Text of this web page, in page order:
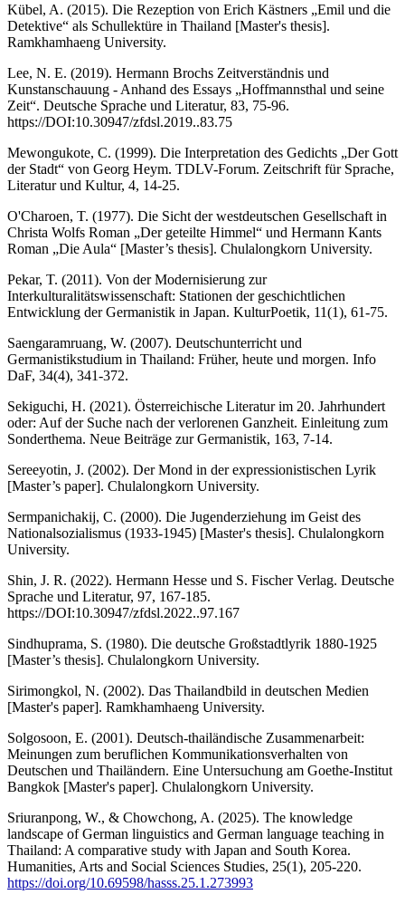
Kübel, A. (2015). Die Rezeption von Erich Kästners „Emil und die
Detektive“ als Schullektüre in Thailand [Master's thesis].
Ramkhamhaeng University.
Lee, N. E. (2019). Hermann Brochs Zeitverständnis und
Kunstanschauung - Anhand des Essays „Hoffmannsthal und seine
Zeit“. Deutsche Sprache und Literatur, 83, 75-96.
https://DOI:10.30947/zfdsl.2019..83.75
Mewongukote, C. (1999). Die Interpretation des Gedichts „Der Gott
der Stadt“ von Georg Heym. TDLV-Forum. Zeitschrift für Sprache,
Literatur und Kultur, 4, 14-25.
O'Charoen, T. (1977). Die Sicht der westdeutschen Gesellschaft in
Christa Wolfs Roman „Der geteilte Himmel“ und Hermann Kants
Roman „Die Aula“ [Master’s thesis]. Chulalongkorn University.
Pekar, T. (2011). Von der Modernisierung zur
Interkulturalitätswissenschaft: Stationen der geschichtlichen
Entwicklung der Germanistik in Japan. KulturPoetik, 11(1), 61-75.
Saengaramruang, W. (2007). Deutschunterricht und
Germanistikstudium in Thailand: Früher, heute und morgen. Info
DaF, 34(4), 341-372.
Sekiguchi, H. (2021). Österreichische Literatur im 20. Jahrhundert
oder: Auf der Suche nach der verlorenen Ganzheit. Einleitung zum
Sonderthema. Neue Beiträge zur Germanistik, 163, 7-14.
Sereeyotin, J. (2002). Der Mond in der expressionistischen Lyrik
[Master’s paper]. Chulalongkorn University.
Sermpanichakij, C. (2000). Die Jugenderziehung im Geist des
Nationalsozialismus (1933-1945) [Master's thesis]. Chulalongkorn
University.
Shin, J. R. (2022). Hermann Hesse und S. Fischer Verlag. Deutsche
Sprache und Literatur, 97, 167-185.
https://DOI:10.30947/zfdsl.2022..97.167
Sindhuprama, S. (1980). Die deutsche Großstadtlyrik 1880-1925
[Master’s thesis]. Chulalongkorn University.
Sirimongkol, N. (2002). Das Thailandbild in deutschen Medien
[Master's paper]. Ramkhamhaeng University.
Solgosoon, E. (2001). Deutsch-thailändische Zusammenarbeit:
Meinungen zum beruflichen Kommunikationsverhalten von
Deutschen und Thailändern. Eine Untersuchung am Goethe-Institut
Bangkok [Master's paper]. Chulalongkorn University.
Sriuranpong, W., & Chowchong, A. (2025). The knowledge
landscape of German linguistics and German language teaching in
Thailand: A comparative study with Japan and South Korea.
Humanities, Arts and Social Sciences Studies, 25(1), 205-220.
https://doi.org/10.69598/hasss.25.1.273993